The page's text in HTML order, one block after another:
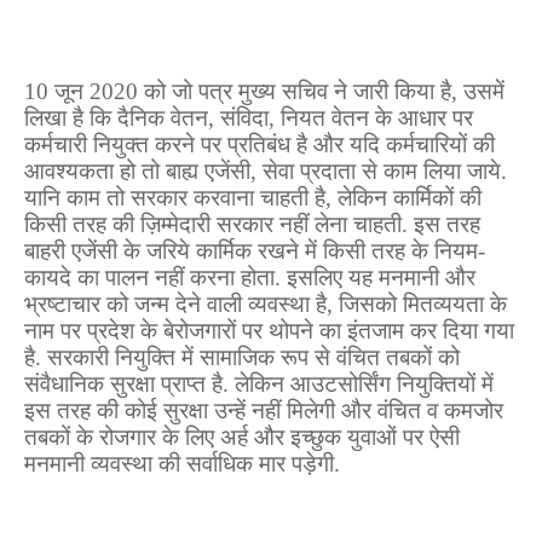
10 जून 2020 को जो पत्र मुख्य सचिव ने जारी किया है, उसमें
लिखा है कि दैनिक वेतन, संविदा, नियत वेतन के आधार पर
कर्मचारी नियुक्त करने पर प्रतिबंध है और यदि कर्मचारियों की
आवश्यकता हो तो बाह्य एजेंसी, सेवा प्रदाता से काम लिया जाये.
यानि काम तो सरकार करवाना चाहती है, लेकिन कार्मिकों की
किसी तरह की ज़िम्मेदारी सरकार नहीं लेना चाहती. इस तरह
बाहरी एजेंसी के जरिये कार्मिक रखने में किसी तरह के नियम-
कायदे का पालन नहीं करना होता. इसलिए यह मनमानी और
भ्रष्टाचार को जन्म देने वाली व्यवस्था है, जिसको मितव्ययता के
नाम पर प्रदेश के बेरोजगारों पर थोपने का इंतजाम कर दिया गया
है. सरकारी नियुक्ति में सामाजिक रूप से वंचित तबकों को
संवैधानिक सुरक्षा प्राप्त है. लेकिन आउटसोर्सिंग नियुक्तियों में
इस तरह की कोई सुरक्षा उन्हें नहीं मिलेगी और वंचित व कमजोर
तबकों के रोजगार के लिए अर्ह और इच्छुक युवाओं पर ऐसी
मनमानी व्यवस्था की सर्वाधिक मार पड़ेगी.